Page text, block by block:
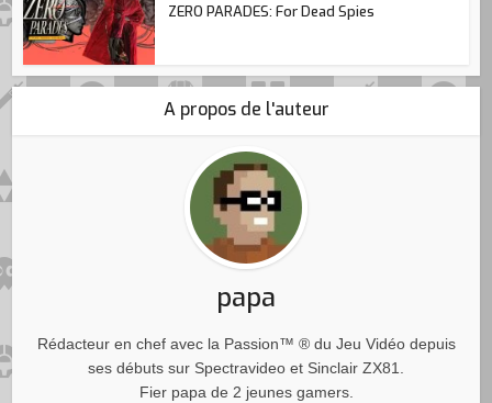
ZERO PARADES: For Dead Spies
A propos de l'auteur
papa
Rédacteur en chef avec la Passion™ ® du Jeu Vidéo depuis
ses débuts sur Spectravideo et Sinclair ZX81.
Fier papa de 2 jeunes gamers.